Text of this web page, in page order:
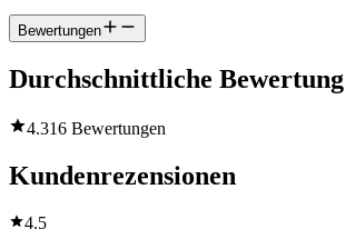
Bewertungen
Durchschnittliche Bewertung
4.316 Bewertungen
Kundenrezensionen
4.5